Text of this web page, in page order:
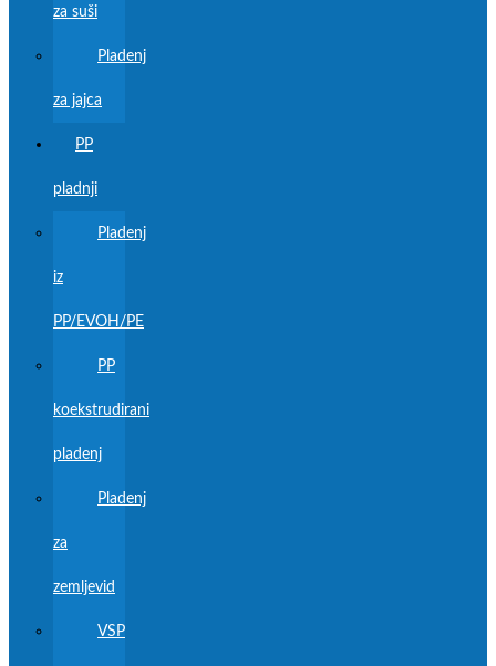
za suši
Pladenj
za jajca
PP
pladnji
Pladenj
iz
PP/EVOH/PE
PP
koekstrudirani
pladenj
Pladenj
za
zemljevid
VSP